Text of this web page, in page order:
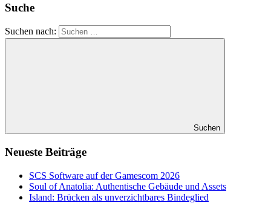
Suche
Suchen nach:
Suchen
Neueste Beiträge
SCS Software auf der Gamescom 2026
Soul of Anatolia: Authentische Gebäude und Assets
Island: Brücken als unverzichtbares Bindeglied